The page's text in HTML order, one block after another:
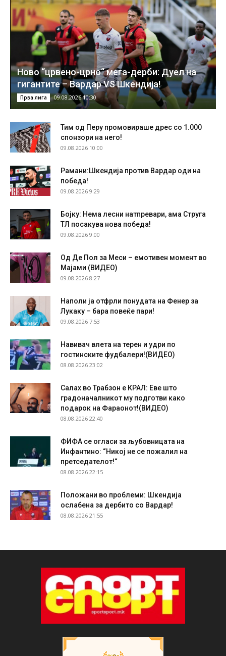
Ново “црвено-црно“ мега-дерби: Дуел на
гигантите – Вардар VS Шкендија!
Прва лига 09.08.2026 10:30
Тим од Перу промовираше дрес со 1.000
спонзори на него!
09.08.2026 10:00
Рамани:Шкендија против Вардар оди на
победа!
09.08.2026 9:29
Бојку: Нема лесни натпревари, ама Струга
ТЛ посакува нова победа!
09.08.2026 9:00
Од Де Пол за Меси – емотивен момент во
Мајами (ВИДЕО)
09.08.2026 8:27
Наполи ја отфрли понудата на Фенер за
Лукаку – бара повеќе пари!
09.08.2026 7:53
Навивач влета на терен и удри по
гостинските фудбалери!(ВИДЕО)
08.08.2026 23:02
Салах во Трабзон е КРАЛ: Еве што
градоначалникот му подготви како
подарок на Фараонот!(ВИДЕО)
08.08.2026 22:40
ФИФА се огласи за љубовницата на
Инфантино: “Никој не се пожалил на
претседателот!“
08.08.2026 22:15
Положани во проблеми: Шкендија
ослабена за дербито со Вардар!
08.08.2026 21:55